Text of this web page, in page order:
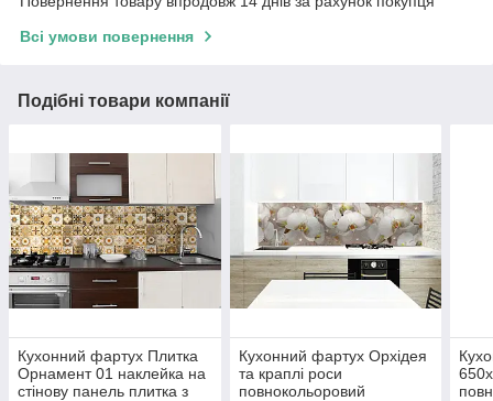
Всі умови повернення
Подібні товари компанії
Кухонний фартух Плитка
Орнамент 01 наклейка на
стінову панель плитка з
Кухонний фартух Орхідея
та краплі роси
повнокольоровий